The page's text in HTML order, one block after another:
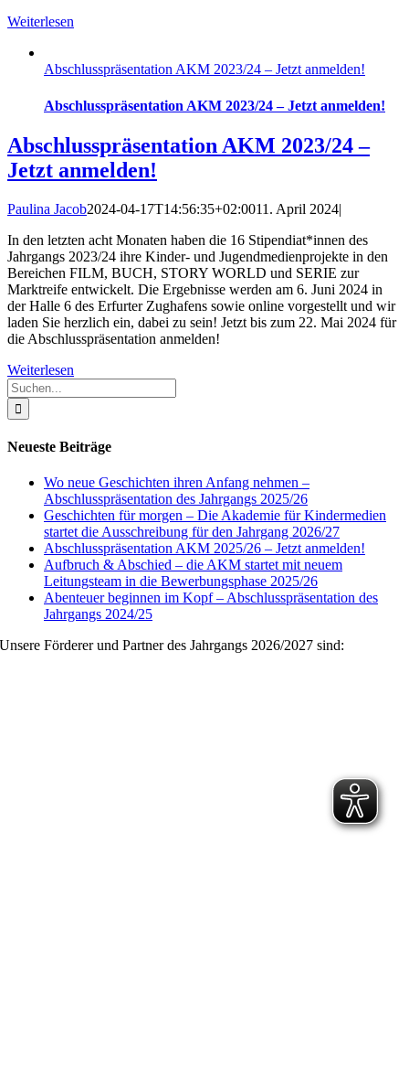
Weiterlesen
Abschlusspräsentation AKM 2023/24 – Jetzt anmelden!
Abschlusspräsentation AKM 2023/24 – Jetzt anmelden!
Abschlusspräsentation AKM 2023/24 –
Jetzt anmelden!
Paulina Jacob2024-04-17T14:56:35+02:0011. April 2024|
In den letzten acht Monaten haben die 16 Stipendiat*innen des
Jahrgangs 2023/24 ihre Kinder- und Jugendmedienprojekte in den
Bereichen FILM, BUCH, STORY WORLD und SERIE zur
Marktreife entwickelt. Die Ergebnisse werden am 6. Juni 2024 in
der Halle 6 des Erfurter Zughafens sowie online vorgestellt und wir
laden Sie herzlich ein, dabei zu sein! Jetzt bis zum 22. Mai 2024 für
die Abschlusspräsentation anmelden!
Weiterlesen
Suche
nach:
Neueste Beiträge
Wo neue Geschichten ihren Anfang nehmen –
Abschlusspräsentation des Jahrgangs 2025/26
Geschichten für morgen – Die Akademie für Kindermedien
startet die Ausschreibung für den Jahrgang 2026/27
Abschlusspräsentation AKM 2025/26 – Jetzt anmelden!
Aufbruch & Abschied – die AKM startet mit neuem
Leitungsteam in die Bewerbungsphase 2025/26
Abenteuer beginnen im Kopf – Abschlusspräsentation des
Jahrgangs 2024/25
Unsere Förderer und Partner des Jahrgangs 2026/2027 sind: